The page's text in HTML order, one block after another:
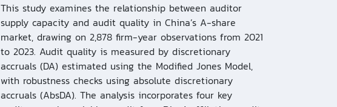
This study examines the relationship between auditor
supply capacity and audit quality in China’s A-share
market, drawing on 2,878 firm-year observations from 2021
to 2023. Audit quality is measured by discretionary
accruals (DA) estimated using the Modified Jones Model,
with robustness checks using absolute discretionary
accruals (AbsDA). The analysis incorporates four key